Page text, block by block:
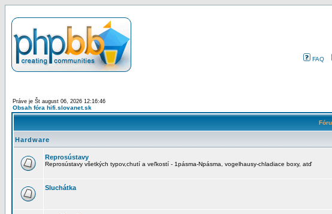
FAQ
Práve je Št august 06, 2026 12:16:46
Obsah fóra hifi.slovanet.sk
Hardware
Reprosústavy
Reprosústavy všetkých typov,chutí a veľkostí - 1pásma-Npásma, vogelhausy-chladiace boxy, atď
Sluchátka